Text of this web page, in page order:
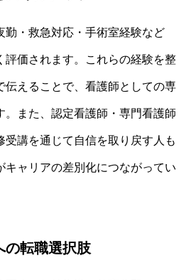
勤・救急対応・手術室経験など
評価されます。これらの経験を整
伝えることで、看護師としての専
。また、認定看護師・専門看護師
受講を通じて自信を取り戻す人も
キャリアの差別化につながってい
の転職選択肢